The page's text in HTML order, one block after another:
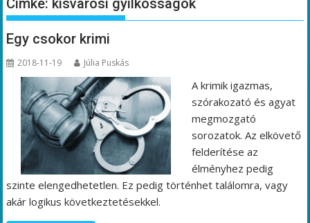
Címke: kisvarosi gyilkossagok
Egy csokor krimi
2018-11-19 Júlia Puskás
A krimik igazmas,
szórakozató és agyat
megmozgató
sorozatok. Az elkövető
felderítése az
élményhez pedig
szinte elengedhetetlen. Ez pedig történhet találomra, vagy
akár logikus következtetésekkel.